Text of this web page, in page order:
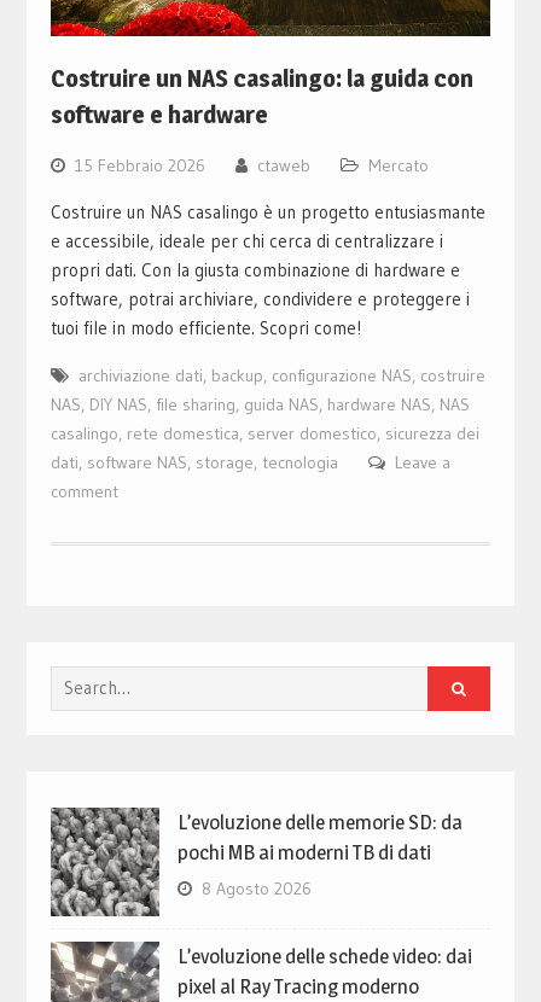
Costruire un NAS casalingo: la guida con
software e hardware
15 Febbraio 2026 ctaweb Mercato
Costruire un NAS casalingo è un progetto entusiasmante
e accessibile, ideale per chi cerca di centralizzare i
propri dati. Con la giusta combinazione di hardware e
software, potrai archiviare, condividere e proteggere i
tuoi file in modo efficiente. Scopri come!
archiviazione dati, backup, configurazione NAS, costruire
NAS, DIY NAS, file sharing, guida NAS, hardware NAS, NAS
casalingo, rete domestica, server domestico, sicurezza dei
dati, software NAS, storage, tecnologia
Leave a
comment
Search
for:
L’evoluzione delle memorie SD: da
pochi MB ai moderni TB di dati
8 Agosto 2026
L’evoluzione delle schede video: dai
pixel al Ray Tracing moderno